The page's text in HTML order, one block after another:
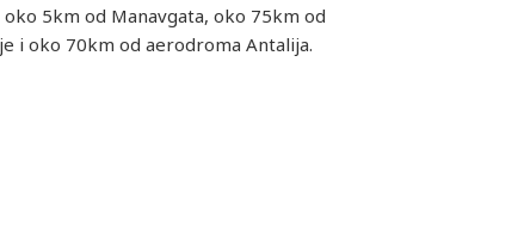
oko 5km od Manavgata, oko 75km od
i oko 70km od aerodroma Antalija.